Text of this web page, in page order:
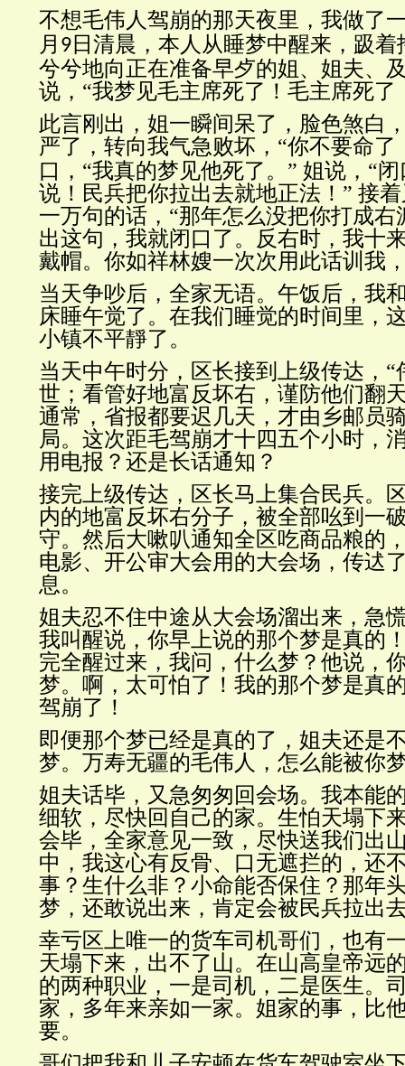
不想毛伟人驾崩的那天夜里，我做了
月 9 日清晨，本人从睡梦中醒来，趿
兮兮地向正在准备早歺的姐、姐夫、
说，“我梦见毛主席死了！毛主席死了
此言刚出，姐一瞬间呆了，脸色煞白
严了，转向我气急败坏，“你不要命了
口，“我真的梦见他死了。” 姐说，“
说！民兵把你拉出去就地正法！” 接
一万句的话，“那年怎么没把你打成右
出这句，我就闭口了。反右时，我十
戴帽。你如祥林嫂一次次用此话训我
当天争吵后，全家无语。午饭后，我
床睡午觉了。在我们睡觉的时间里，
小镇不平靜了。
当天中午时分，区长接到上级传达，“
世；看管好地富反坏右，谨防他们翻
通常，省报都要迟几天，才由乡邮员
局。这次距毛驾崩才十四五个小时，
用电报？还是长话通知？
接完上级传达，区长马上集合民兵。
内的地富反坏右分子，被全部吆到一
守。然后大嗽叭通知全区吃商品粮的
电影、开公审大会用的大会场，传迖
息。
姐夫忍不住中途从大会场溜出来，急
我叫醒说，你早上说的那个梦是真的
完全醒过来，我问，什么梦？他说，
梦。啊，太可怕了！我的那个梦是真
驾崩了！
即便那个梦已经是真的了，姐夫还是
梦。万寿无疆的毛伟人，怎么能被你
姐夫话毕，又急匆匆回会场。我本能
细软，尽快回自己的家。生怕天塌下
会毕，全家意见一致，尽快送我们出
中，我这心有反骨、口无遮拦的，还
事？生什么非？小命能否保住？那年
梦，还敢说出来，肯定会被民兵拉出
幸亏区上唯一的货车司机哥们，也有
天塌下来，出不了山。在山高皇帝远
的两种职业，一是司机，二是医生。
家，多年来亲如一家。姐家的事，比
要。